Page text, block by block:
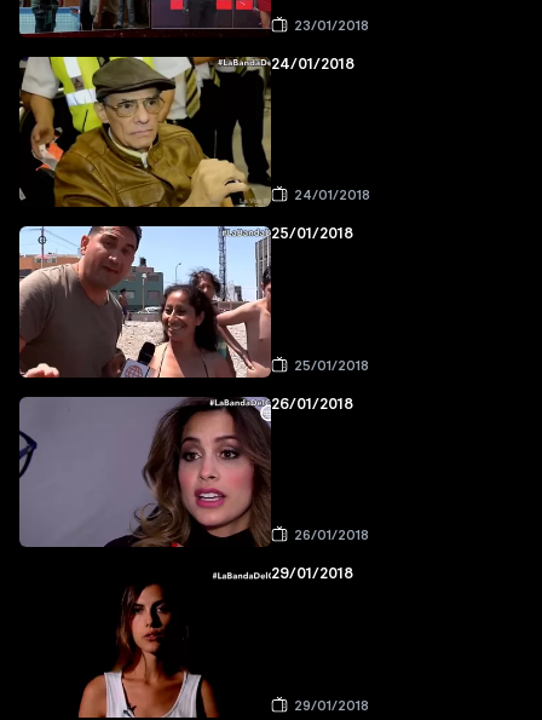
23/01/2018
24/01/2018
24/01/2018
25/01/2018
25/01/2018
26/01/2018
26/01/2018
29/01/2018
29/01/2018